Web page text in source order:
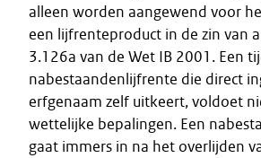
alleen worden aangewend voor
een lijfrenteproduct in de zin van
3.126a van de Wet IB 2001. Een
nabestaandenlijfrente die direct
erfgenaam zelf uitkeert, voldoet
wettelijke bepalingen. Een
gaat immers in na het overlijden